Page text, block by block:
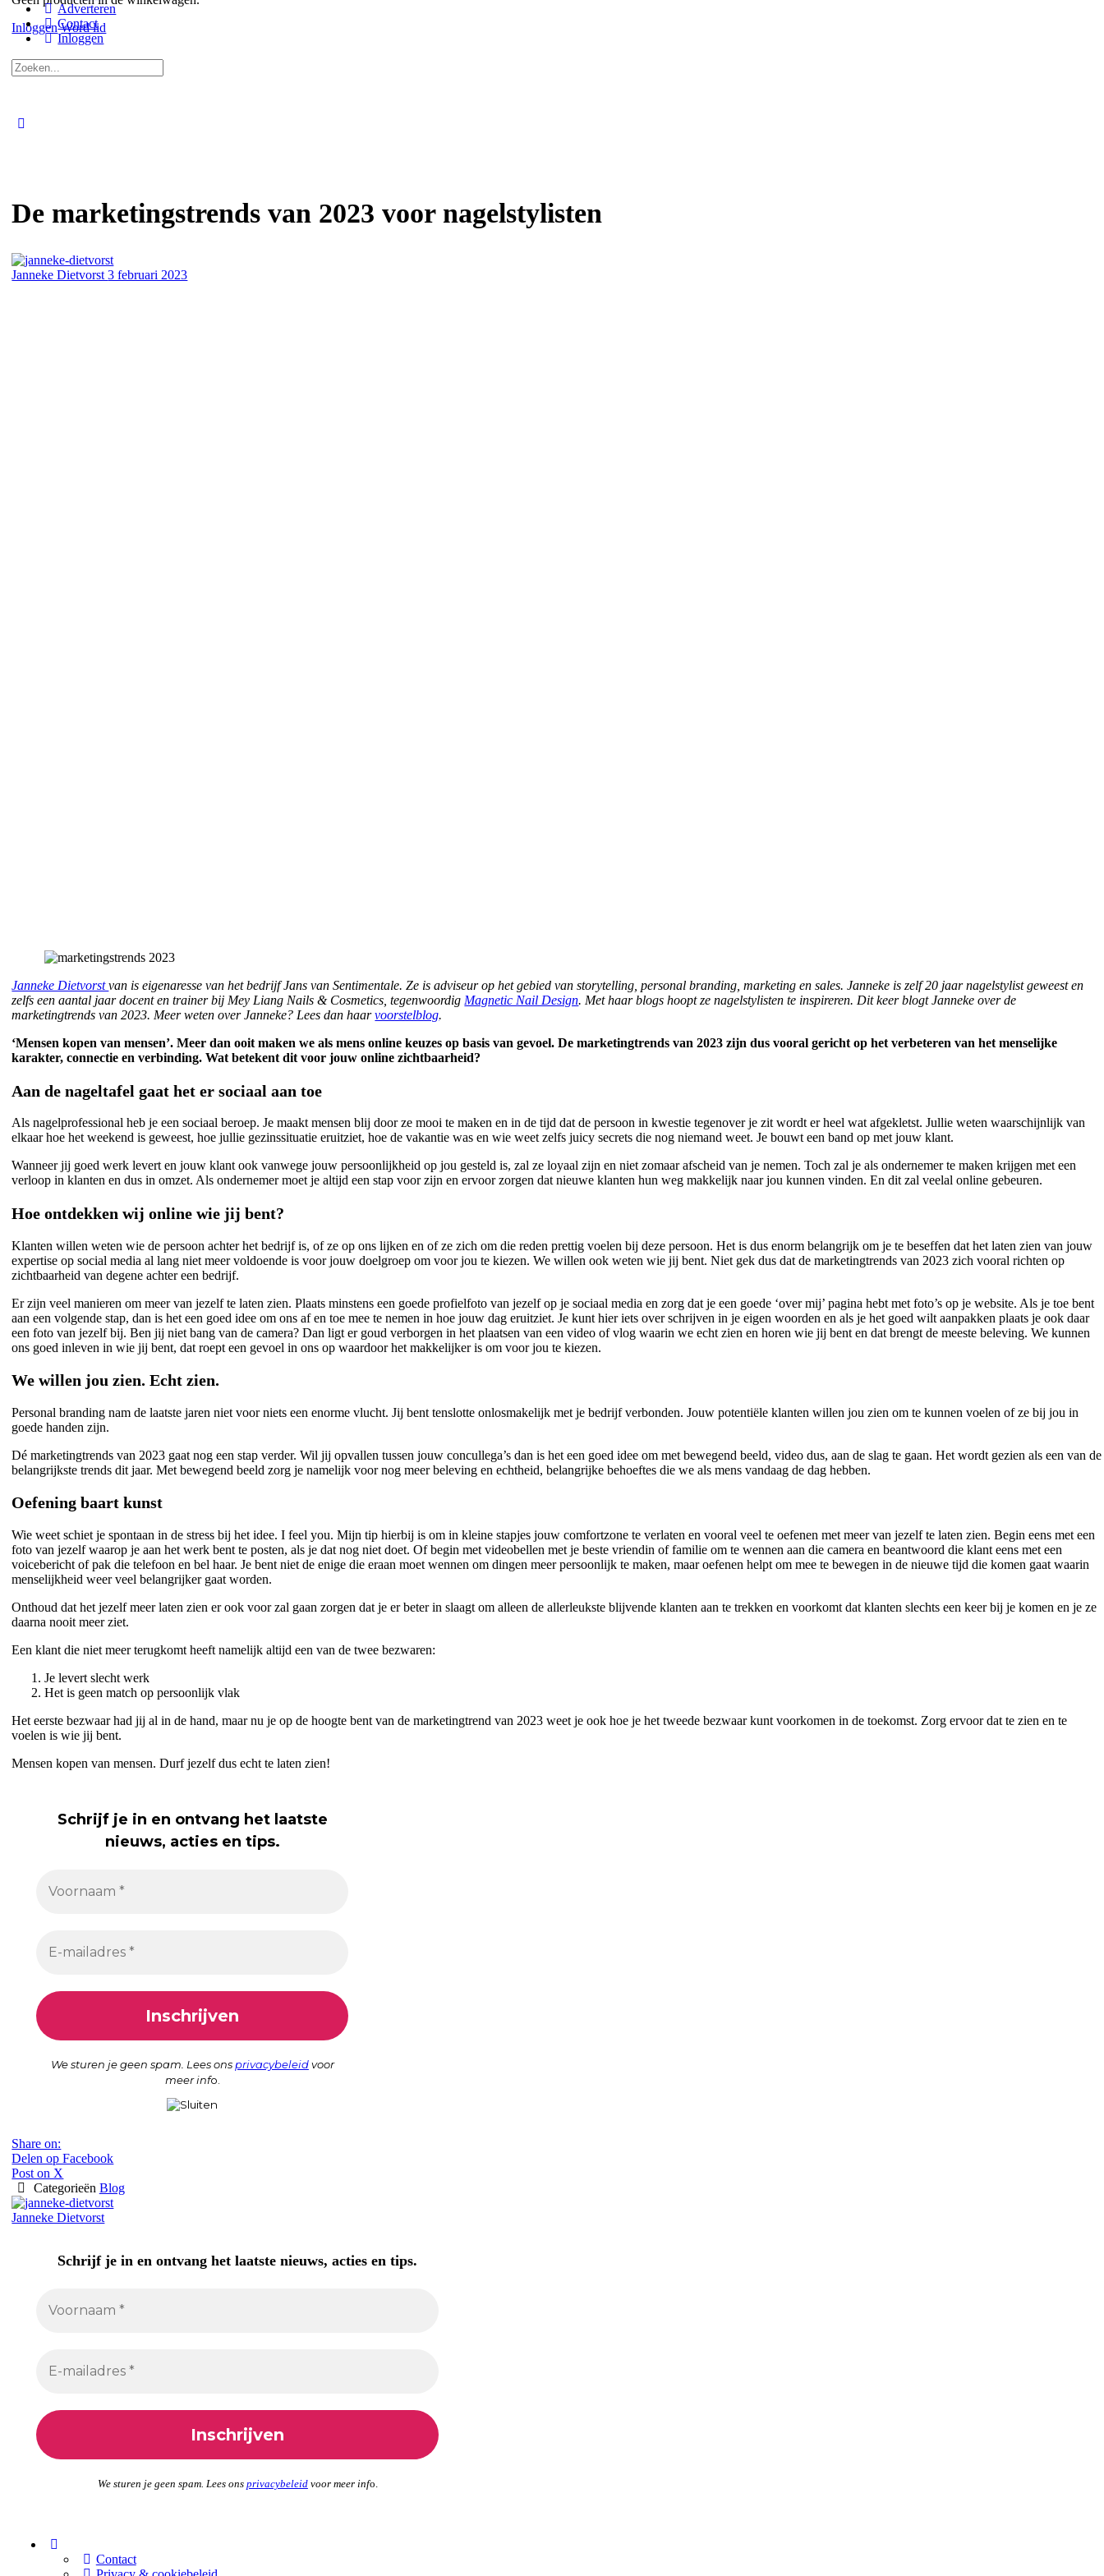
Inloggen Word lid
Adverteren
Contact
Inloggen
Zoeken
naar:
De marketingstrends van 2023 voor nagelstylisten
Janneke Dietvorst3 februari 2023
Janneke Dietvorstvan is eigenaresse van het bedrijf Jans van Sentimentale. Ze is adviseur op het gebied van storytelling, personal branding, marketing en sales. Janneke is zelf 20 jaar nagelstylist geweest en
zelfs een aantal jaar docent en trainer bij Mey Liang Nails & Cosmetics, tegenwoordig Magnetic Nail Design. Met haar blogs hoopt ze nagelstylisten te inspireren. Dit keer blogt Janneke over de
marketingtrends van 2023. Meer weten over Janneke? Lees dan haarvoorstelblog.
‘Mensen kopen van mensen’. Meer dan ooit maken we als mens online keuzes op basis van gevoel. De marketingtrends van 2023 zijn dus vooral gericht op het verbeteren van het menselijke
karakter, connectie en verbinding. Wat betekent dit voor jouw online zichtbaarheid?
Aan de nageltafel gaat het er sociaal aan toe
Als nagelprofessional heb je een sociaal beroep. Je maakt mensen blij door ze mooi te maken en in de tijd dat de persoon in kwestie tegenover je zit wordt er heel wat afgekletst. Jullie weten waarschijnlijk van
elkaar hoe het weekend is geweest, hoe jullie gezinssituatie eruitziet, hoe de vakantie was en wie weet zelfs juicy secrets die nog niemand weet. Je bouwt een band op met jouw klant.
Wanneer jij goed werk levert en jouw klant ook vanwege jouw persoonlijkheid op jou gesteld is, zal ze loyaal zijn en niet zomaar afscheid van je nemen. Toch zal je als ondernemer te maken krijgen met een
verloop in klanten en dus in omzet. Als ondernemer moet je altijd een stap voor zijn en ervoor zorgen dat nieuwe klanten hun weg makkelijk naar jou kunnen vinden. En dit zal veelal online gebeuren.
Hoe ontdekken wij online wie jij bent?
Klanten willen weten wie de persoon achter het bedrijf is, of ze op ons lijken en of ze zich om die reden prettig voelen bij deze persoon. Het is dus enorm belangrijk om je te beseffen dat het laten zien van jouw
expertise op social media al lang niet meer voldoende is voor jouw doelgroep om voor jou te kiezen. We willen ook weten wie jij bent. Niet gek dus dat de marketingtrends van 2023 zich vooral richten op
zichtbaarheid van degene achter een bedrijf.
Er zijn veel manieren om meer van jezelf te laten zien. Plaats minstens een goede profielfoto van jezelf op je sociaal media en zorg dat je een goede ‘over mij’ pagina hebt met foto’s op je website. Als je toe bent
aan een volgende stap, dan is het een goed idee om ons af en toe mee te nemen in hoe jouw dag eruitziet. Je kunt hier iets over schrijven in je eigen woorden en als je het goed wilt aanpakken plaats je ook daar
een foto van jezelf bij. Ben jij niet bang van de camera? Dan ligt er goud verborgen in het plaatsen van een video of vlog waarin we echt zien en horen wie jij bent en dat brengt de meeste beleving. We kunnen
ons goed inleven in wie jij bent, dat roept een gevoel in ons op waardoor het makkelijker is om voor jou te kiezen.
We willen jou zien. Echt zien.
Personal branding nam de laatste jaren niet voor niets een enorme vlucht. Jij bent tenslotte onlosmakelijk met je bedrijf verbonden. Jouw potentiële klanten willen jou zien om te kunnen voelen of ze bij jou in
goede handen zijn.
Dé marketingtrends van 2023 gaat nog een stap verder. Wil jij opvallen tussen jouw concullega’s dan is het een goed idee om met bewegend beeld, video dus, aan de slag te gaan. Het wordt gezien als een van de
belangrijkste trends dit jaar. Met bewegend beeld zorg je namelijk voor nog meer beleving en echtheid, belangrijke behoeftes die we als mens vandaag de dag hebben.
Oefening baart kunst
Wie weet schiet je spontaan in de stress bij het idee. I feel you. Mijn tip hierbij is om in kleine stapjes jouw comfortzone te verlaten en vooral veel te oefenen met meer van jezelf te laten zien. Begin eens met een
foto van jezelf waarop je aan het werk bent te posten, als je dat nog niet doet. Of begin met videobellen met je beste vriendin of familie om te wennen aan die camera en beantwoord die klant eens met een
voicebericht of pak die telefoon en bel haar. Je bent niet de enige die eraan moet wennen om dingen meer persoonlijk te maken, maar oefenen helpt om mee te bewegen in de nieuwe tijd die komen gaat waarin
menselijkheid weer veel belangrijker gaat worden.
Onthoud dat het jezelf meer laten zien er ook voor zal gaan zorgen dat je er beter in slaagt om alleen de allerleukste blijvende klanten aan te trekken en voorkomt dat klanten slechts een keer bij je komen en je ze
daarna nooit meer ziet.
Een klant die niet meer terugkomt heeft namelijk altijd een van de twee bezwaren:
Je levert slecht werk
Het is geen match op persoonlijk vlak
Het eerste bezwaar had jij al in de hand, maar nu je op de hoogte bent van de marketingtrend van 2023 weet je ook hoe je het tweede bezwaar kunt voorkomen in de toekomst. Zorg ervoor dat te zien en te
voelen is wie jij bent.
Mensen kopen van mensen. Durf jezelf dus echt te laten zien!
Schrijf je in en ontvang het laatste
nieuws, acties en tips.
We sturen je geen spam. Lees ons privacybeleidvoor
meer info.
Share on:
Delen op Facebook
Post on X
Categorieën Blog
Janneke Dietvorst
Schrijf je in en ontvang het laatste nieuws, acties en tips.
We sturen je geen spam. Lees ons privacybeleidvoor meer info.
Items Contact